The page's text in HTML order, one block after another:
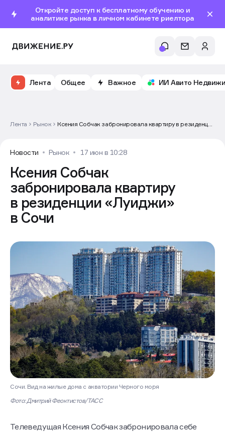
Откройте доступ к бесплатному обучению и
аналитике рынка в личном кабинете риелтора
Лента Общее Важное ИИ Авито
Лента Рынок
Ксения Собчак забронировала квартиру в резиденции
Новости Рынок 17 июн в 10:28
Ксения Собчак
забронировала квартиру
в резиденции «Луиджи»
в Сочи
Сочи. Вид на жилые дома с акватории Черного моря
Фото: Дмитрий Феоктистов/ТАСС
Телеведущая Ксения Собчак забронировала себе